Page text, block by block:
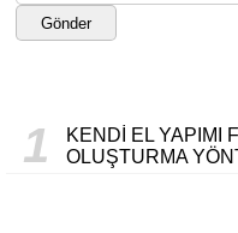
Gönder
1
KENDI EL YAPIMI
OLUŞTURMA